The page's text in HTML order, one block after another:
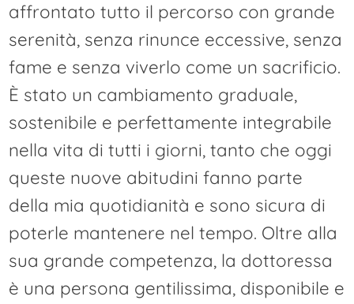
affrontato tutto il percorso con grande
serenità, senza rinunce eccessive, senza
fame e senza viverlo come un sacrificio.
È stato un cambiamento graduale,
sostenibile e perfettamente integrabile
nella vita di tutti i giorni, tanto che oggi
queste nuove abitudini fanno parte
della mia quotidianità e sono sicura di
poterle mantenere nel tempo. Oltre alla
sua grande competenza, la dottoressa
è una persona gentilissima, disponibile e